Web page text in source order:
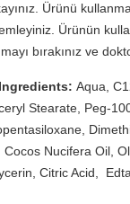
Ürünü
Ürünün
bırakınız ve
Aqua,
Stearate, Peg-
Cocos Nucifera Oil,
Citric Acid,